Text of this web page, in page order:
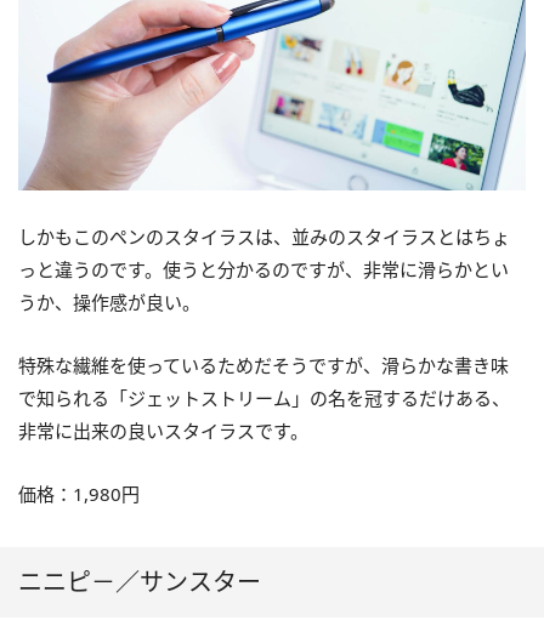
しかもこのペンのスタイラスは、並みのスタイラスとはちょ
っと違うのです。使うと分かるのですが、非常に滑らかとい
うか、操作感が良い。
特殊な繊維を使っているためだそうですが、滑らかな書き味
で知られる「ジェットストリーム」の名を冠するだけある、
非常に出来の良いスタイラスです。
価格：1,980円
ニニピ－／サンスター